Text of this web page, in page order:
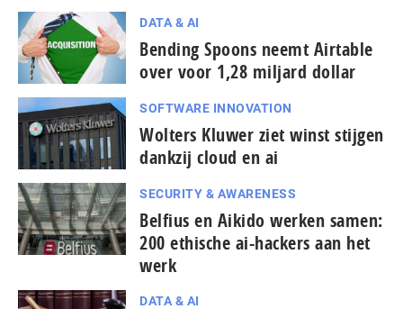
DATA & AI
Bending Spoons neemt Airtable
over voor 1,28 miljard dollar
SOFTWARE INNOVATION
Wolters Kluwer ziet winst stijgen
dankzij cloud en ai
SECURITY & AWARENESS
Belfius en Aikido werken samen:
200 ethische ai-hackers aan het
werk
DATA & AI